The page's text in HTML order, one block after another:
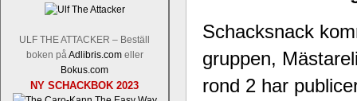
ULF THE ATTACKER – Beställ
boken påAdlibris.comeller
Bokus.com
NY SCHACKBOK 2023
Random, där pjäserna slumpas på
ökar i spelöppningsfasen, medan
att man måste kunna och förstå
högerspalten nedan.
Schacksnack
gruppen,
rond 2 har